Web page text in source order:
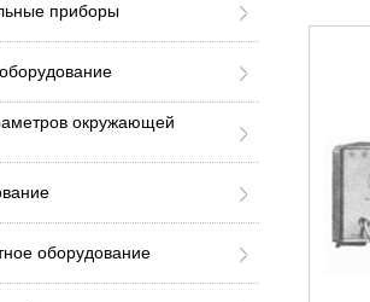
приборы
окружающей
оборудование